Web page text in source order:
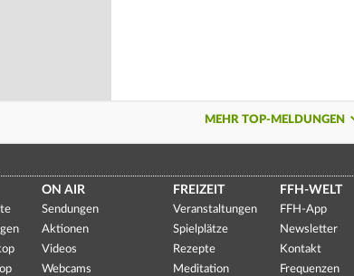
MEHR TOP-MELDUNGEN
ON AIR
Sendungen
Aktionen
Videos
Webcams
FREIZEIT
Veranstaltungen
Spielplätze
Rezepte
Meditation
FFH-WELT
FFH-App
Newsletter
Kontakt
Frequenzen